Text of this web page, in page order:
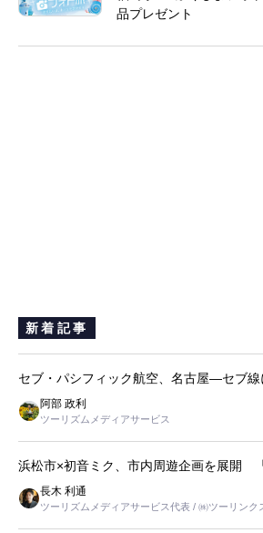
品プレゼント
新着記事
セブ・パシフィック航空、名古屋―セブ線
阿部 政利
ツーリズムメディアサービス
浜松市×初音ミク、市内周遊企画を展開
長木 利通
ツーリズムメディアサービス代表 / ㈱ツーリンク